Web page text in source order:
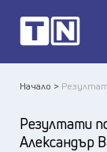
Начало >
Резултати
Александър